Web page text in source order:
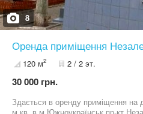
8
Оренда приміщення
120 м2 2 / 2 эт.
30 000 грн.
Здається в оренду приміщення на